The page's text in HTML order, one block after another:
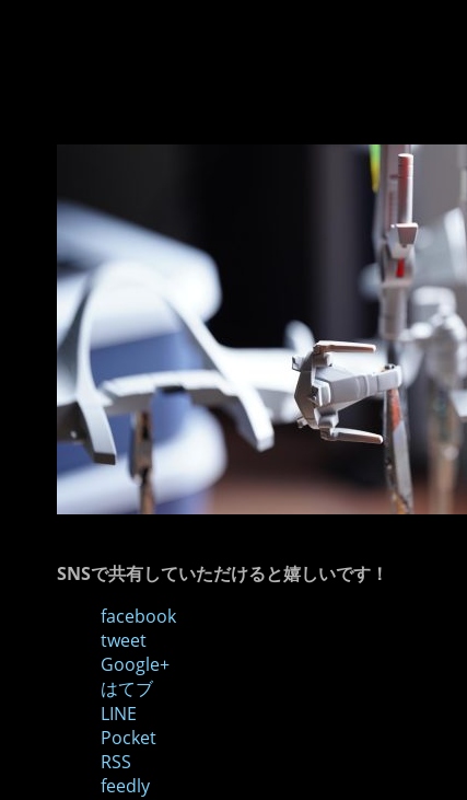
SNSで共有していただけると嬉しいです！
facebook
tweet
Google+
はてブ
LINE
Pocket
RSS
feedly